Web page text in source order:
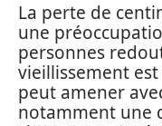
La perte de
une
personnes
vieillissement
peut amener
notamment une